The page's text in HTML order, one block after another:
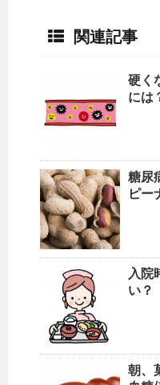
関連記事
硬く
には
糖尿
ピー
入院
い？
朝、